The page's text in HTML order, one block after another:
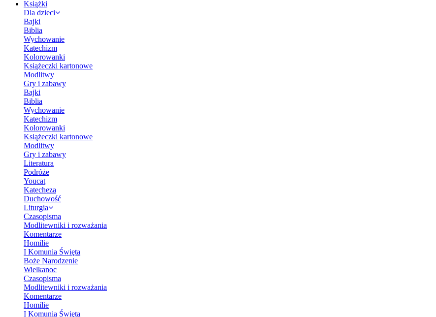
Książki
Dla dzieci
Bajki
Biblia
Wychowanie
Katechizm
Kolorowanki
Książeczki kartonowe
Modlitwy
Gry i zabawy
Bajki
Biblia
Wychowanie
Katechizm
Kolorowanki
Książeczki kartonowe
Modlitwy
Gry i zabawy
Literatura
Podróże
Youcat
Katecheza
Duchowość
Liturgia
Czasopisma
Modlitewniki i rozważania
Komentarze
Homilie
I Komunia Święta
Boże Narodzenie
Wielkanoc
Czasopisma
Modlitewniki i rozważania
Komentarze
Homilie
I Komunia Święta